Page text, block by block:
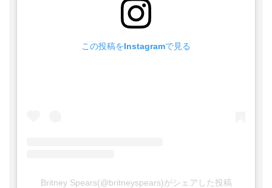
この投稿をInstagramで見る
Britney Spears(@britneyspears)がシェアした投稿